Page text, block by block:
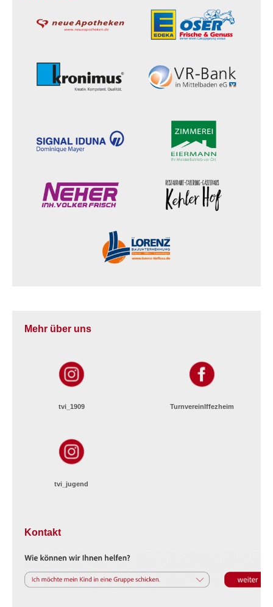
Mehr über uns
tvi_1909 TurnvereinIffezheim
tvi_jugend
Kontakt